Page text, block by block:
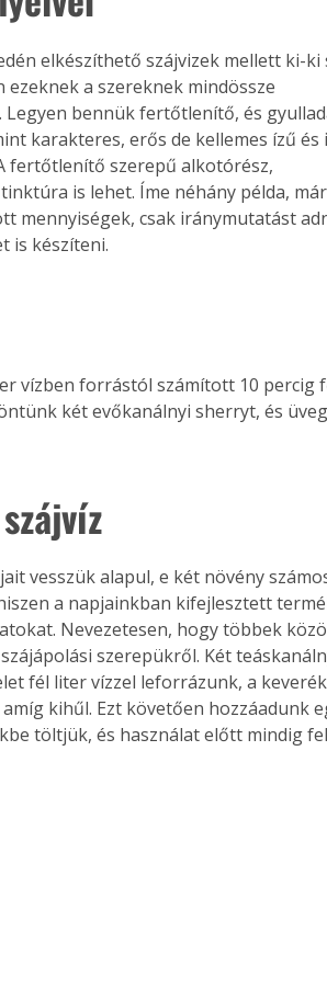
megéri!
itt!
A
elkészíthető szájvizek mellett ki-ki
a szereknek mindössze
bennük fertőtlenítő, és
karakteres, erős de kellemes ízű és
fertőtlenítő szerepű alkotórész,
is lehet. Íme néhány példa,
mennyiségek, csak iránymutatást
is készíteni.
vízben forrástól számított 10 percig
két evőkanálnyi sherryt, és
vesszük alapul, e két növény
a napjainkban kifejlesztett
Nevezetesen, hogy többek
szerepükről. Két
fél liter vízzel leforrázunk, a
kihűl. Ezt követően hozzáadunk
töltjük, és használat előtt mindig